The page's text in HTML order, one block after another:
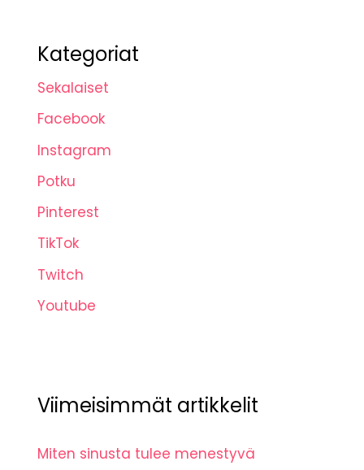
Kategoriat
Sekalaiset
Facebook
Instagram
Potku
Pinterest
TikTok
Twitch
Youtube
Viimeisimmät artikkelit
Miten sinusta tulee menestyvä